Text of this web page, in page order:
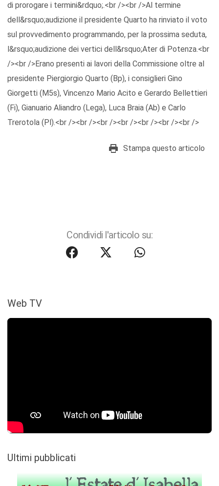
di prorogare i termini&rdquo;.<br /><br />Al termine
dell&rsquo;audizione il presidente Quarto ha rinviato il voto
sul provvedimento programmando, per la prossima seduta,
l&rsquo;audizione dei vertici dell&rsquo;Ater di Potenza.<br
/><br />Erano presenti ai lavori della Commissione oltre al
presidente Piergiorgio Quarto (Bp), i consiglieri Gino
Giorgetti (M5s), Vincenzo Mario Acito e Gerardo Bellettieri
(Fi), Gianuario Aliandro (Lega), Luca Braia (Ab) e Carlo
Trerotola (Pl).<br /><br /><br /><br /><br /><br /><br />
Stampa questo articolo
Condividi l'articolo su:
Web TV
Ultimi pubblicati